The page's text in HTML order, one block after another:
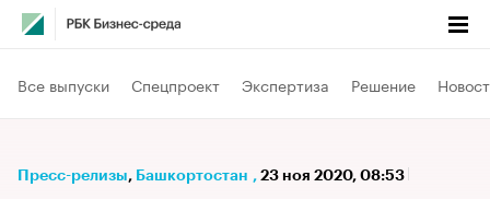
Все выпуски Спецпроект Экспертиза Решение
Пресс-релизы⁠, Башкортостан , 23 ноя 2020, 08:53